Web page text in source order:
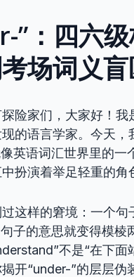
”：四六
场词义盲
险家们，大家好！
的语言学家。今天
语词汇世界里的一
扮演着举足轻重的角
这样的窘境：一个
子的意思就变得模
不是“在下
开“under-”的层层